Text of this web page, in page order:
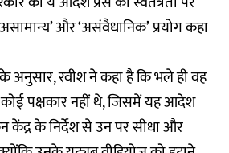
और ‘असंवैधानिक’ प्रयोग कहा
अनुसार, रवीश ने कहा है कि भले ही वह
पक्षकार नहीं थे, जिसमें यह आदेश
केंद्र के निर्देश से उन पर सीधा और